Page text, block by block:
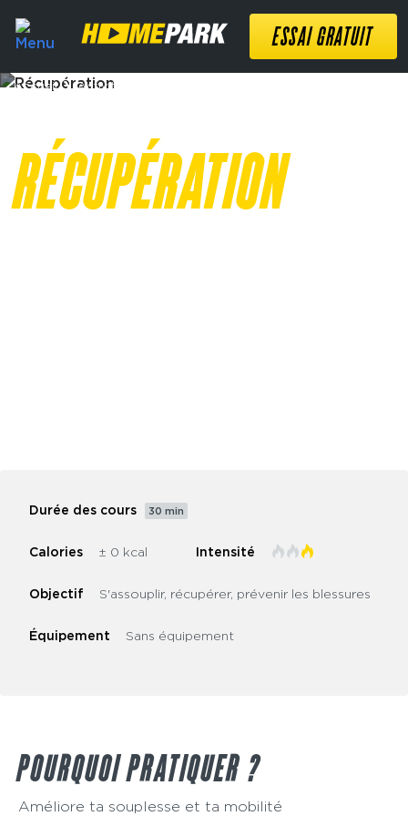
ESSAI GRATUIT
Accueil ❯ Activités
RÉCUPÉRATION
Durée des cours 30 min
Calories ± 0 kcal Intensité
Objectif S'assouplir, récupérer, prévenir les blessures
Équipement Sans équipement
POURQUOI PRATIQUER ?
Améliore ta souplesse et ta mobilité